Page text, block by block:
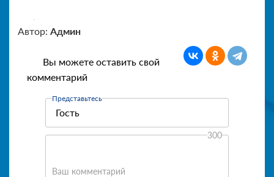
Автор: Админ
Вы можете оставить свой
комментарий
Представьтесь
Ваш комментарий
300